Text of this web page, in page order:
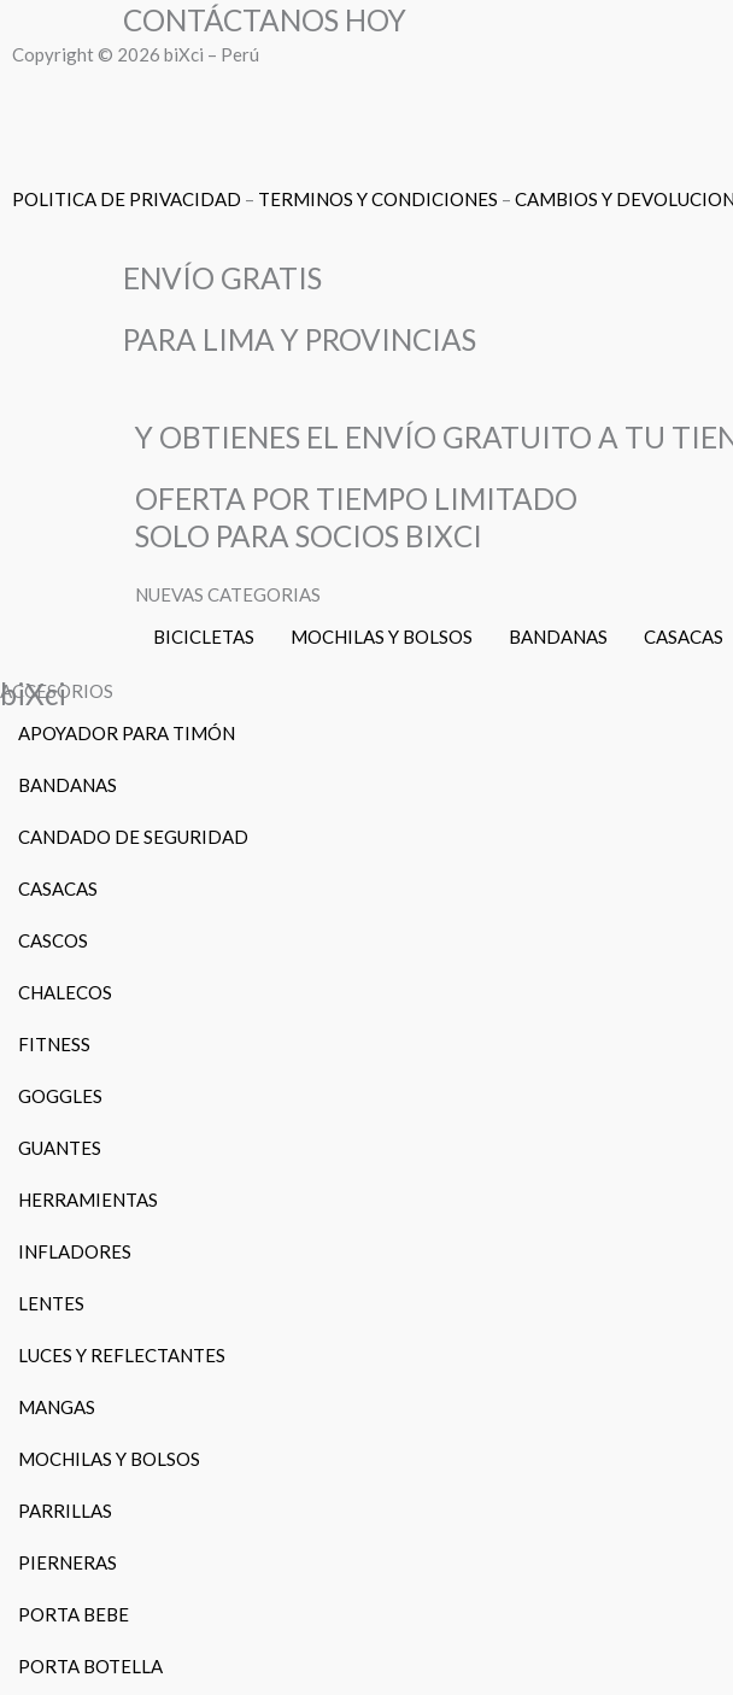
CONTÁCTANOS HOY
Copyright © 2026 biXci – Perú
POLITICA DE PRIVACIDAD – TERMINOS Y CONDICIONES – CAMBIOS Y
ENVÍO GRATIS
PARA LIMA Y PROVINCIAS
Y OBTIENES EL ENVÍO GRATUITO A TU
OFERTA POR TIEMPO LIMITADO
SOLO PARA SOCIOS BIXCI
NUEVAS CATEGORIAS
BICICLETAS
MOCHILAS Y BOLSOS BANDANAS CASACAS
ACCESORIOS
APOYADOR PARA TIMÓN
BANDANAS
CANDADO DE SEGURIDAD
CASACAS
CASCOS
CHALECOS
FITNESS
GOGGLES
GUANTES
HERRAMIENTAS
INFLADORES
LENTES
LUCES Y REFLECTANTES
MANGAS
MOCHILAS Y BOLSOS
PARRILLAS
PIERNERAS
PORTA BEBE
PORTA BOTELLA
biXci